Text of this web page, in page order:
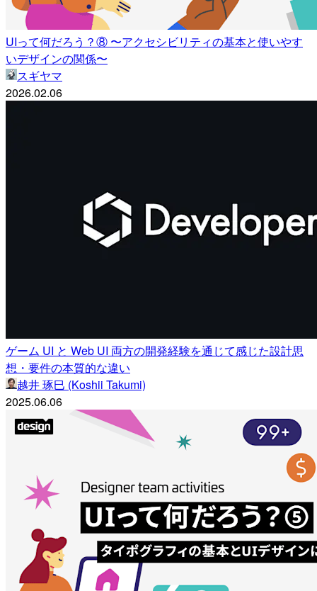
UIって何だろう？⑧ 〜アクセシビリティの基本と使いやす
いデザインの関係〜
スギヤマ
2026.02.06
ゲーム UI と Web UI 両方の開発経験を通じて感じた設計思
想・要件の本質的な違い
越井 琢巳 (Koshii Takumi)
2025.06.06